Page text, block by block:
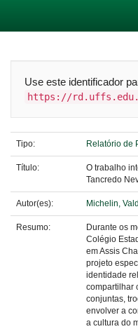
Use este identificador
https://
Tipo: Relatório de
Título:
O trabalho
Tancredo
Autor(es): Michelin,
Resumo:
Durante os
Colégio
em Assis
projeto
identidade
compartilhar
conjuntas,
envolver a
a cultura do